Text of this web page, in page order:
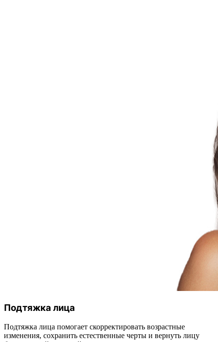
Подтяжка лица
Подтяжка лица помогает скорректировать возрастные
изменения, сохранить естественные черты и вернуть лицу